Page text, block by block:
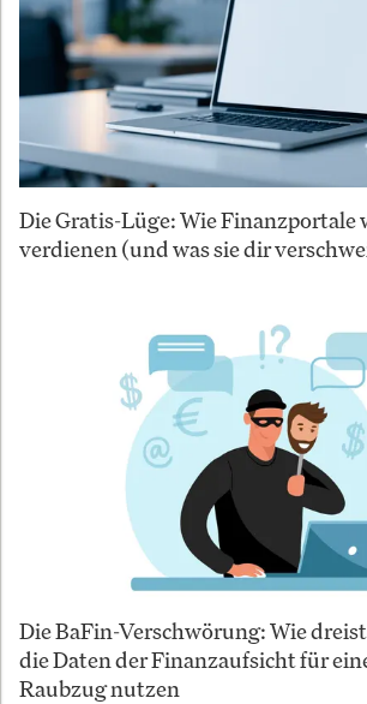
Die Gratis-Lüge: Wie Finanzportale
verdienen (und was sie dir
Die BaFin-Verschwörung: Wie
die Daten der Finanzaufsicht für
Raubzug nutzen